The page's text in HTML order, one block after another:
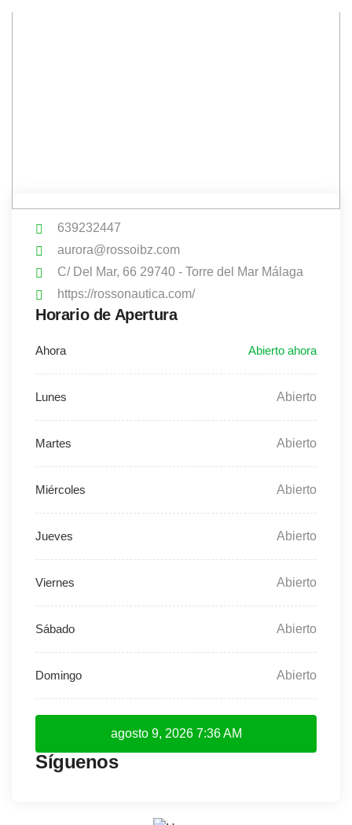
639232447
aurora@rossoibz.com
C/ Del Mar, 66 29740 - Torre del Mar Málaga
https://rossonautica.com/
Horario de Apertura
Abierto
Abierto
Abierto
Abierto
Abierto
Abierto
Abierto
agosto 9, 2026 7:36 AM
Síguenos